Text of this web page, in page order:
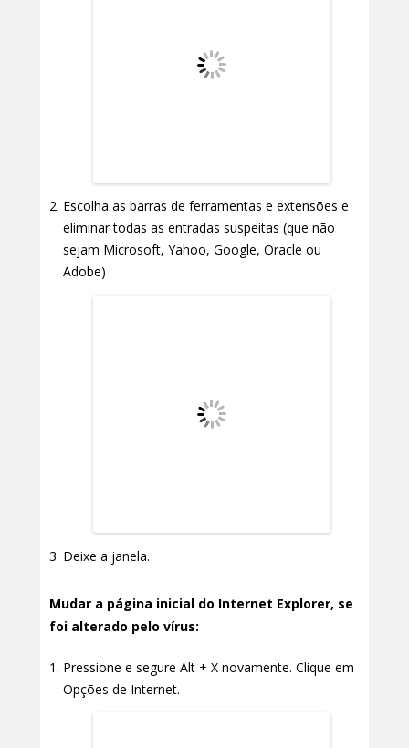
Escolha as barras de ferramentas e extensões e
eliminar todas as entradas suspeitas (que não
sejam Microsoft, Yahoo, Google, Oracle ou
Adobe)
Deixe a janela.
Mudar a página inicial do Internet Explorer, se
foi alterado pelo vírus:
Pressione e segure Alt + X novamente. Clique em
Opções de Internet.